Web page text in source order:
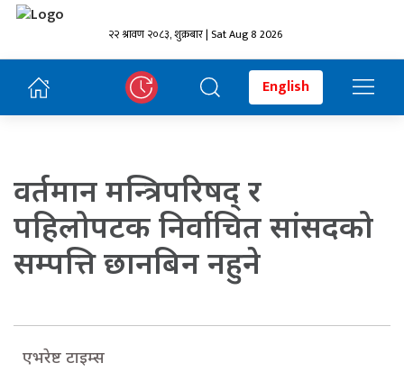
२२ श्रावण २०८३, शुक्रबार | Sat Aug 8 2026
English
वर्तमान मन्त्रिपरिषद् र
पहिलोपटक निर्वाचित सांसदको
सम्पत्ति छानबिन नहुने
एभरेष्ट टाइम्स